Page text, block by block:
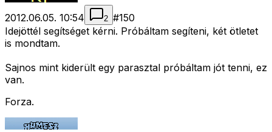
2012.06.05. 10:54 2 #150
Idejöttél segítséget kérni. Próbáltam segíteni, két ötletet
is mondtam.
Sajnos mint kiderült egy parasztal próbáltam jót tenni, ez
van.
Forza.